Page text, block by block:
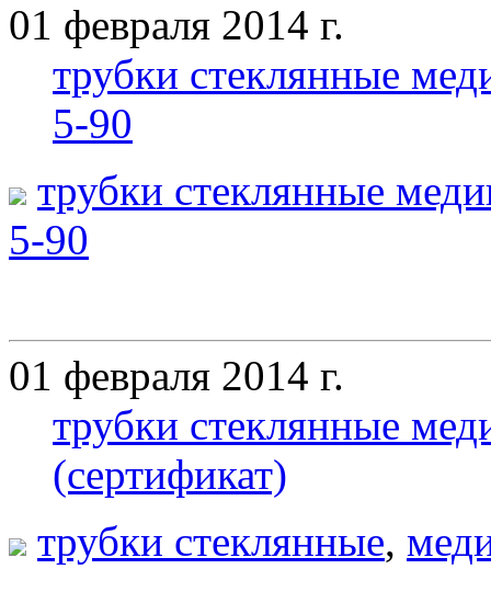
01 февраля 2014 г.
трубки стеклянные
5-90
трубки стеклянные
5-90
01 февраля 2014 г.
трубки стеклянные
(сертификат)
трубки стеклянные,